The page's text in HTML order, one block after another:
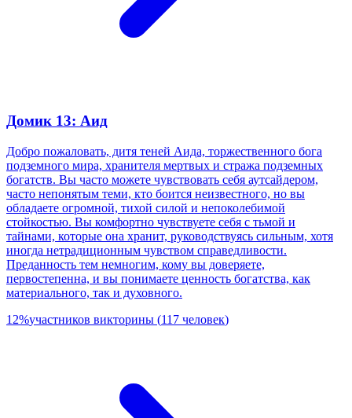
Домик 13: Аид
Добро пожаловать, дитя теней Аида, торжественного бога
подземного мира, хранителя мертвых и стража подземных
богатств. Вы часто можете чувствовать себя аутсайдером,
часто непонятым теми, кто боится неизвестного, но вы
обладаете огромной, тихой силой и непоколебимой
стойкостью. Вы комфортно чувствуете себя с тьмой и
тайнами, которые она хранит, руководствуясь сильным, хотя
иногда нетрадиционным чувством справедливости.
Преданность тем немногим, кому вы доверяете,
первостепенна, и вы понимаете ценность богатства, как
материального, так и духовного.
12%участников викторины (117 человек)